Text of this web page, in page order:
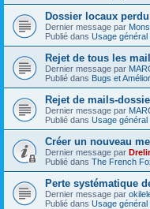
Dossier locaux perdu
Dernier message par
Publié dans Usage général
Rejet de tous les
Dernier message par
Publié dans Bugs et
Rejet de mails-
Dernier message par
Publié dans Usage général
Créer un nouveau
Dernier message par
Publié dans The French
Perte systématique
Dernier message par
Publié dans Usage général